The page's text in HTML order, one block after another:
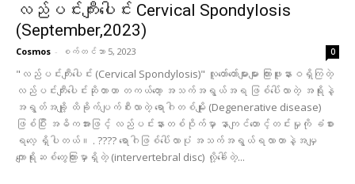
လည်ပင်းကျီးပေါင်း Cervical Spondylosis
(September,2023)
Cosmos - စက်တင်ဘာ 5, 2023 0
"လည်ပင်းကျီးပေါင်း (Cervical Spondylosis)" လူတော်တော်များများ ကြားဖူးနားဝရှိကြတဲ့
လည်ပင်းကျီးပေါင်းဆိုတာဟာ တကယ်တော့ အသက်အရွယ်အရ ဖြစ်ပေါ်လာတဲ့ အရိုးနဲ့
အရွတ်အချို့ ထိခိုက်ပျက်စီးလာတဲ့ ရောဂါတစ်မျိုး (Degenerative disease)
ဖြစ်ပြီး အဓိကအားဖြင့် လည်ပင်းနားတစ်ဝိုက်မှာ နာကျင်တောင့်တင်းမှုကို ခံစား
ရလေ့ ရှိပါတယ်။ . ???? ရောဂါဖြစ်ပေါ်လာပုံ အသက်အရွယ်ရလာတာနဲ့အမျှ
ကျောရိုးဆစ်တွေကြားမှာရှိတဲ့ (intervertebral disc) လို့ခေါ်တဲ့...